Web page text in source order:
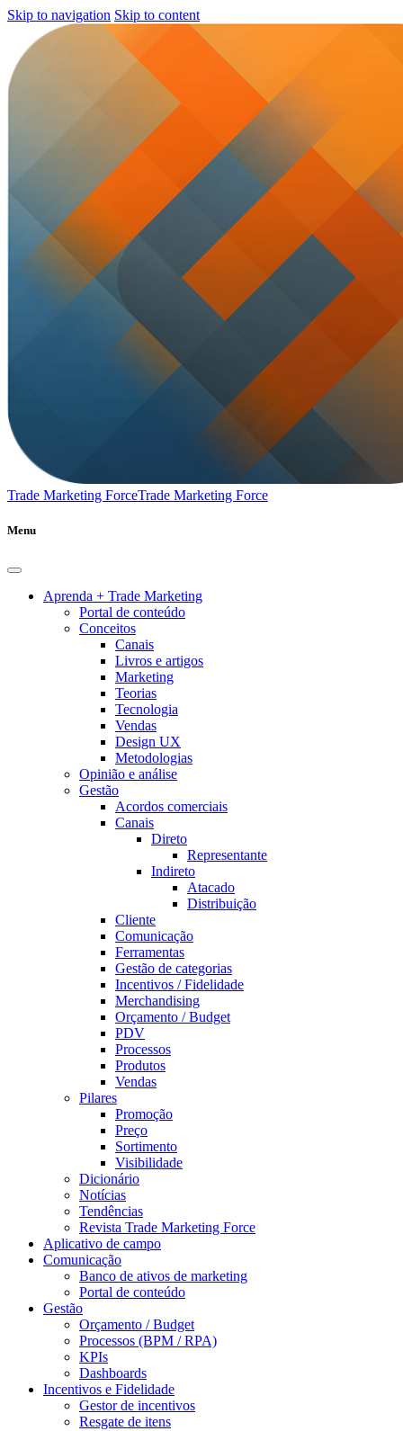
Skip to navigation Skip to content
Trade Marketing ForceTrade Marketing Force
Menu
Aprenda + Trade Marketing
Portal de conteúdo
Conceitos
Canais
Livros e artigos
Marketing
Teorias
Tecnologia
Vendas
Design UX
Metodologias
Opinião e análise
Gestão
Acordos comerciais
Canais
Direto
Representante
Indireto
Atacado
Distribuição
Cliente
Comunicação
Ferramentas
Gestão de categorias
Incentivos / Fidelidade
Merchandising
Orçamento / Budget
PDV
Processos
Produtos
Vendas
Pilares
Promoção
Preço
Sortimento
Visibilidade
Dicionário
Notícias
Tendências
Revista Trade Marketing Force
Aplicativo de campo
Comunicação
Banco de ativos de marketing
Portal de conteúdo
Gestão
Orçamento / Budget
Processos (BPM / RPA)
KPIs
Dashboards
Incentivos e Fidelidade
Gestor de incentivos
Resgate de itens